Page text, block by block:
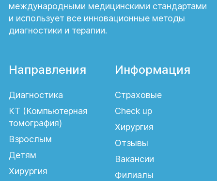
международными медицинскими стандартами
и использует все инновационные методы
диагностики и терапии.
Направления
Диагностика
КТ (Компьютерная
томография)
Взрослым
Детям
Хирургия
Информация
Страховые
Check up
Хирургия
Отзывы
Вакансии
Филиалы